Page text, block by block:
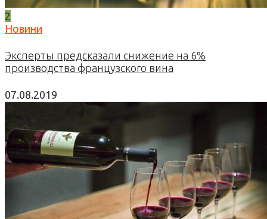
2
Новини
Эксперты предсказали снижение на 6%
производства французского вина
07.08.2019